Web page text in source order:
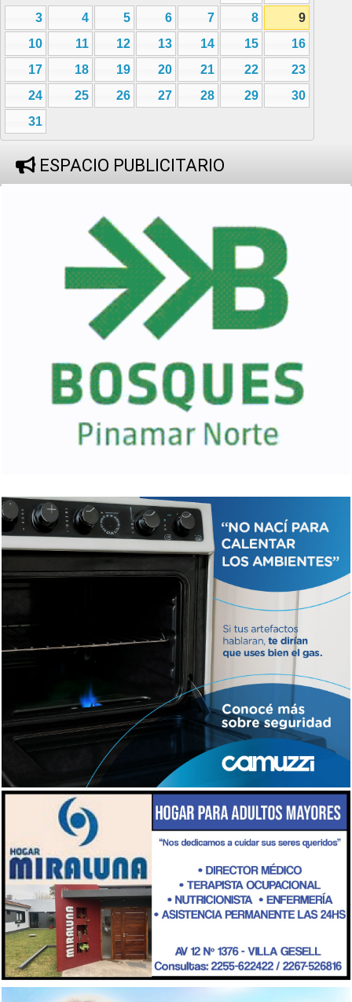
3
4 5 6 7 8
9
10
11 12 13 14 15
16
17
18 19 20 21 22
23
24
25 26 27 28 29
30
31
ESPACIO PUBLICITARIO